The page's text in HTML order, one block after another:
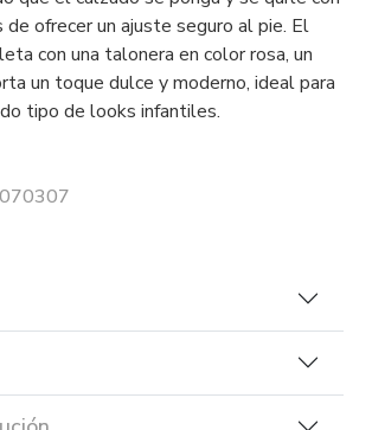
de ofrecer un ajuste seguro al pie. El
con una talonera en color rosa, un
un toque dulce y moderno, ideal para
tipo de looks infantiles.